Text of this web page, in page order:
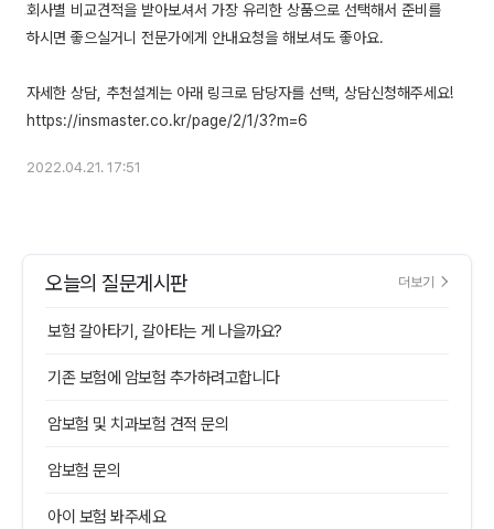
회사별 비교견적을 받아보셔서 가장 유리한 상품으로 선택해서 준비를
하시면 좋으실거니 전문가에게 안내요청을 해보셔도 좋아요.
자세한 상담, 추천설계는 아래 링크로 담당자를 선택, 상담신청해주세요!
2022.04.21. 17:51
오늘의 질문게시판 더보기
보험 갈아타기, 갈아타는 게 나을까요?
기존 보험에 암보험 추가하려고합니다
암보험 및 치과보험 견적 문의
암보험 문의
아이 보험 봐주세요